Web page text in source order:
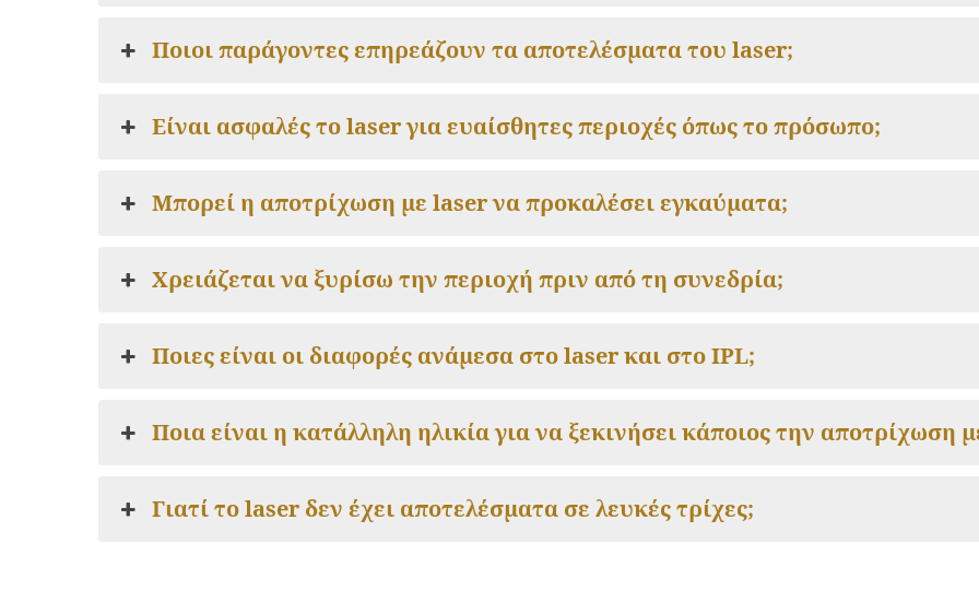
Ποιοι παράγοντες επηρεάζουν τα αποτελέσματα του laser;
Είναι ασφαλές το laser για ευαίσθητες περιοχές όπως το πρόσωπο;
Μπορεί η αποτρίχωση με laser να προκαλέσει εγκαύματα;
Χρειάζεται να ξυρίσω την περιοχή πριν από τη συνεδρία;
Ποιες είναι οι διαφορές ανάμεσα στο laser και στο IPL;
Ποια είναι η κατάλληλη ηλικία για να ξεκινήσει κάποιος την αποτρίχωση
Γιατί το laser δεν έχει αποτελέσματα σε λευκές τρίχες;